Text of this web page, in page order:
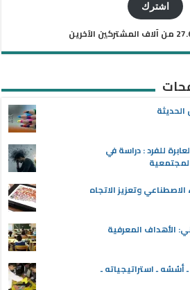
اشترك
للفرد : دراسة في
وتعزيز الاتجاه
الأهداف المعرفية
ـ استراتيجياته ـ